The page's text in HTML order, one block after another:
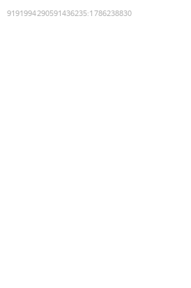
9191994290591436235:1786238830